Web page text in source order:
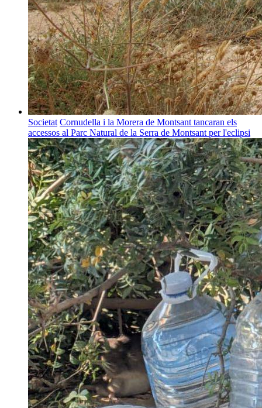
Societat Cornudella i la Morera de Montsant tancaran els
accessos al Parc Natural de la Serra de Montsant per l'eclipsi